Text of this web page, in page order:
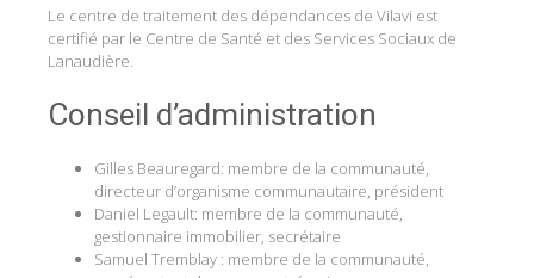
Le centre de traitement des dépendances de Vilavi est
certifié par le Centre de Santé et des Services Sociaux de
Lanaudière.
Conseil d’administration
Gilles Beauregard: membre de la communauté,
directeur d’organisme communautaire, président
Daniel Legault: membre de la communauté,
gestionnaire immobilier, secrétaire
Samuel Tremblay : membre de la communauté,